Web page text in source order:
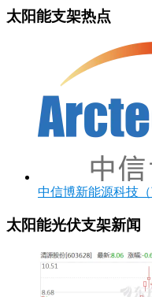
太阳能支架热点
中信博新能源科技
太阳能光伏支架新闻